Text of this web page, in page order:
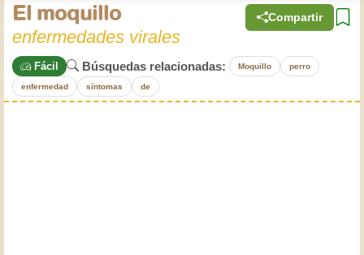
Compartir
El moquillo
enfermedades virales
Fácil Búsquedas relacionadas: Moquillo perro
enfermedad síntomas de